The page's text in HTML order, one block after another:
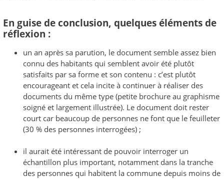
En guise de conclusion, quelques éléments de
réflexion :
un an après sa parution, le document semble assez bien
connu des habitants qui semblent avoir été plutôt
satisfaits par sa forme et son contenu : c’est plutôt
encourageant et cela incite à continuer à réaliser des
documents du même type (petite brochure au graphisme
soigné et largement illustrée). Le document doit rester
court car beaucoup de personnes ne font que le feuilleter
(30 % des personnes interrogées) ;
il aurait été intéressant de pouvoir interroger un
échantillon plus important, notamment dans la tranche
des personnes qui habitent la commune depuis moins de